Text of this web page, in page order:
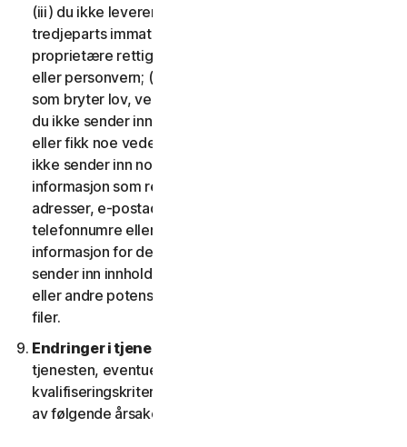
(iii) du ikke leverer en innsending som krenker en
tredjeparts immaterielle rettigheter eller andre
proprietære rettigheter eller rettigheter til publisitet
eller personvern; (iv) du ikke leverer en innsending
som bryter lov, vedtekt, forordning eller forskrift; (v)
du ikke sender inn innhold som du ble kompensert for
eller fikk noe vederlag for fra noen tredjepart; (vi) du
ikke sender inn noe innhold som inneholder
informasjon som refererer til andre nettsteder,
adresser, e-postadresser, kontaktinformasjon,
telefonnumre eller annen personlig identifiserbar
informasjon for deg selv eller andre; og (vii) du ikke
sender inn innhold som inneholder datavirus, ormer
eller andre potensielt skadelige dataprogrammer eller
filer.
Endringer i tjenestene.
tjenesten, eventuelt innføre eller justere
kvalifiseringskriteriene for tjenesten, av én eller flere
av følgende årsaker: